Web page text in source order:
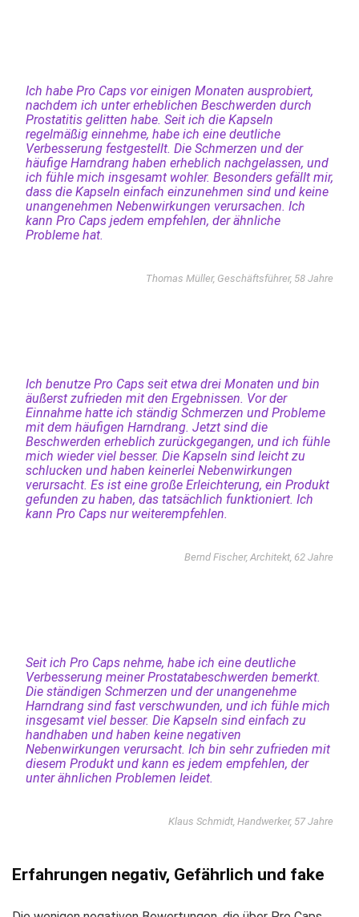
Ich habe Pro Caps vor einigen Monaten ausprobiert,
nachdem ich unter erheblichen Beschwerden durch
Prostatitis gelitten habe. Seit ich die Kapseln
regelmäßig einnehme, habe ich eine deutliche
Verbesserung festgestellt. Die Schmerzen und der
häufige Harndrang haben erheblich nachgelassen, und
ich fühle mich insgesamt wohler. Besonders gefällt mir,
dass die Kapseln einfach einzunehmen sind und keine
unangenehmen Nebenwirkungen verursachen. Ich
kann Pro Caps jedem empfehlen, der ähnliche
Probleme hat.
Thomas Müller, Geschäftsführer, 58 Jahre
Ich benutze Pro Caps seit etwa drei Monaten und bin
äußerst zufrieden mit den Ergebnissen. Vor der
Einnahme hatte ich ständig Schmerzen und Probleme
mit dem häufigen Harndrang. Jetzt sind die
Beschwerden erheblich zurückgegangen, und ich fühle
mich wieder viel besser. Die Kapseln sind leicht zu
schlucken und haben keinerlei Nebenwirkungen
verursacht. Es ist eine große Erleichterung, ein Produkt
gefunden zu haben, das tatsächlich funktioniert. Ich
kann Pro Caps nur weiterempfehlen.
Bernd Fischer, Architekt, 62 Jahre
Seit ich Pro Caps nehme, habe ich eine deutliche
Verbesserung meiner Prostatabeschwerden bemerkt.
Die ständigen Schmerzen und der unangenehme
Harndrang sind fast verschwunden, und ich fühle mich
insgesamt viel besser. Die Kapseln sind einfach zu
handhaben und haben keine negativen
Nebenwirkungen verursacht. Ich bin sehr zufrieden mit
diesem Produkt und kann es jedem empfehlen, der
unter ähnlichen Problemen leidet.
Klaus Schmidt, Handwerker, 57 Jahre
Erfahrungen negativ, Gefährlich und fake